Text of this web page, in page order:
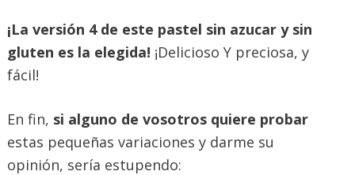
¡La versión 4 de este pastel sin azucar y sin
gluten es la elegida! ¡Delicioso Y preciosa, y
fácil!
En fin, si alguno de vosotros quiere probar
estas pequeñas variaciones y darme su
opinión, sería estupendo: